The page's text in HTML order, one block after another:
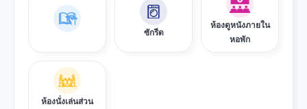
ซักรีด
ห้องดูหนังภายใน
หอพัก
ห้องนั่งเล่นส่วน